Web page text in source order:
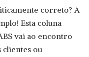
correto? A
Esta coluna
vai ao encontro
clientes ou